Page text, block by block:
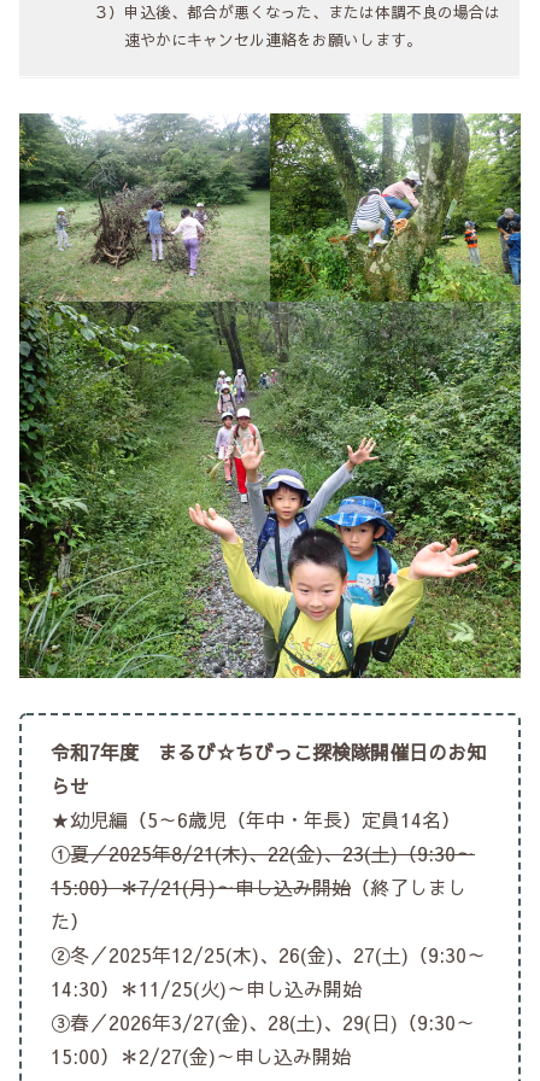
３）申込後、都合が悪くなった、または体調不良の場合は
速やかにキャンセル連絡をお願いします。
令和7年度 まるび☆ちびっこ探検隊開催日のお知
らせ
★幼児編（5～6歳児（年中・年長）定員14名）
①夏／2025年8/21(木)、22(金)、23(土)（9:30～
15:00）＊7/21(月)～申し込み開始 （終了しまし
た）
②冬／2025年12/25(木)、26(金)、27(土)（9:30～
14:30）＊11/25(火)～申し込み開始
③春／2026年3/27(金)、28(土)、29(日)（9:30～
15:00）＊2/27(金)～申し込み開始